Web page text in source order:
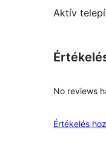
Aktív
No reviews
Értékelés